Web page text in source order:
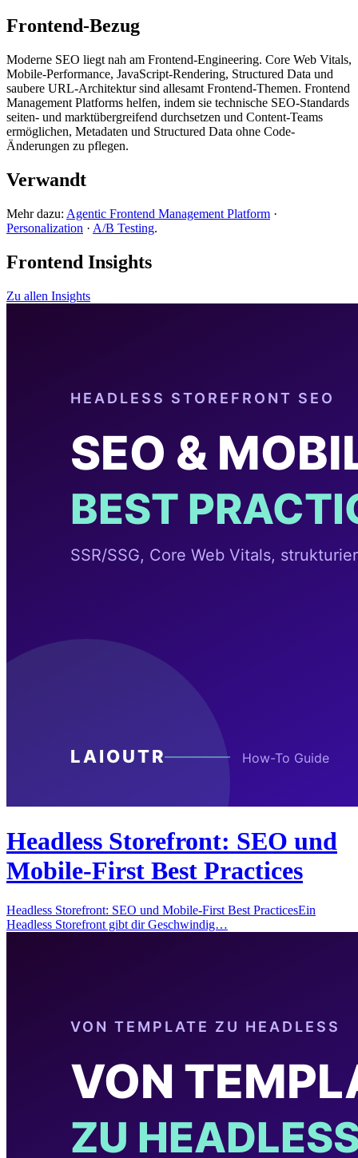
Frontend-Bezug
Moderne SEO liegt nah am Frontend-Engineering. Core Web Vitals,
Mobile-Performance, JavaScript-Rendering, Structured Data und
saubere URL-Architektur sind allesamt Frontend-Themen. Frontend
Management Platforms helfen, indem sie technische SEO-Standards
seiten- und marktübergreifend durchsetzen und Content-Teams
ermöglichen, Metadaten und Structured Data ohne Code-
Änderungen zu pflegen.
Verwandt
Mehr dazu: Agentic Frontend Management Platform ·
Personalization · A/B Testing.
Frontend Insights
Zu allen Insights
Headless Storefront: SEO und
Mobile-First Best Practices
Headless Storefront: SEO und Mobile-First Best PracticesEin
Headless Storefront gibt dir Geschwindig…